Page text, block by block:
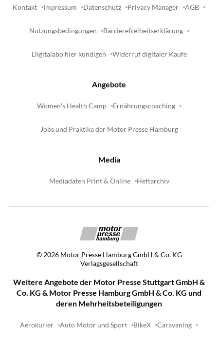
Kontakt Impressum Datenschutz Privacy Manager AGB
Nutzungsbedingungen Barrierefreiheitserklärung
Digitalabo hier kündigen Widerruf digitaler Käufe
Angebote
Women's Health Camp Ernährungscoaching
Jobs und Praktika der Motor Presse Hamburg
Media
Mediadaten Print & Online Heftarchiv
©2026 Motor Presse Hamburg GmbH & Co. KG
Verlagsgesellschaft
Weitere Angebote der Motor Presse Stuttgart GmbH &
Co. KG & Motor Presse Hamburg GmbH & Co. KG und
deren Mehrheitsbeteiligungen
Aerokurier Auto Motor und Sport BikeX Caravaning